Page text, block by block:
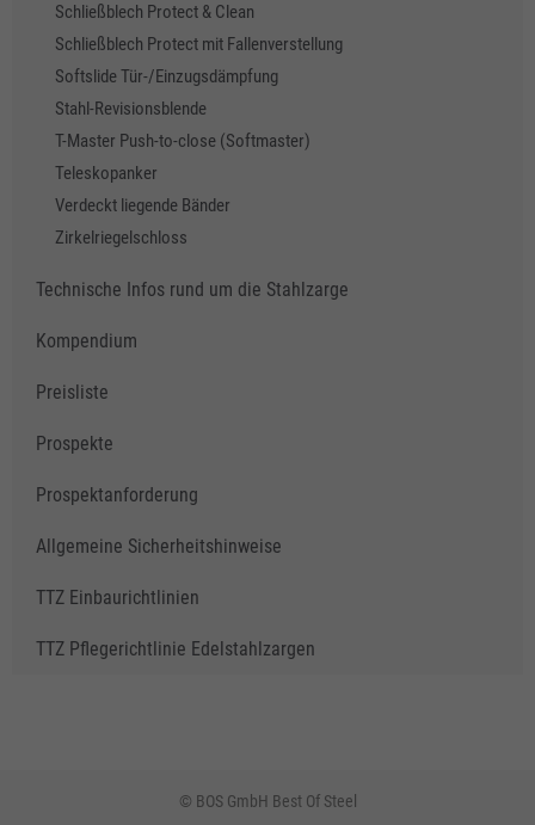
Schließblech Protect & Clean
Schließblech Protect mit Fallenverstellung
Softslide Tür-/Einzugsdämpfung
Stahl-Revisionsblende
T-Master Push-to-close (Softmaster)
Teleskopanker
Verdeckt liegende Bänder
Zirkelriegelschloss
Technische Infos rund um die Stahlzarge
Kompendium
Preisliste
Prospekte
Prospektanforderung
Allgemeine Sicherheitshinweise
TTZ Einbaurichtlinien
TTZ Pflegerichtlinie Edelstahlzargen
© BOS GmbH Best Of Steel